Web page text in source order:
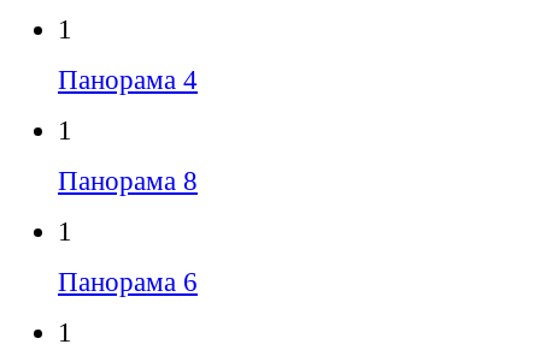
1
Панорама 4
1
Панорама 8
1
Панорама 6
1